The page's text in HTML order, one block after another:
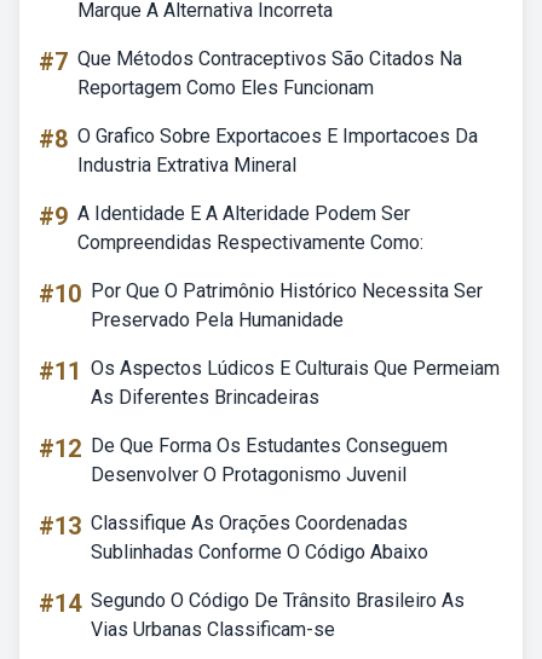
Marque A Alternativa Incorreta
#7 Que Métodos Contraceptivos São Citados Na
Reportagem Como Eles Funcionam
#8 O Grafico Sobre Exportacoes E Importacoes Da
Industria Extrativa Mineral
#9 A Identidade E A Alteridade Podem Ser
Compreendidas Respectivamente Como:
#10 Por Que O Patrimônio Histórico Necessita Ser
Preservado Pela Humanidade
#11 Os Aspectos Lúdicos E Culturais Que Permeiam
As Diferentes Brincadeiras
#12 De Que Forma Os Estudantes Conseguem
Desenvolver O Protagonismo Juvenil
#13 Classifique As Orações Coordenadas
Sublinhadas Conforme O Código Abaixo
#14 Segundo O Código De Trânsito Brasileiro As
Vias Urbanas Classificam-se